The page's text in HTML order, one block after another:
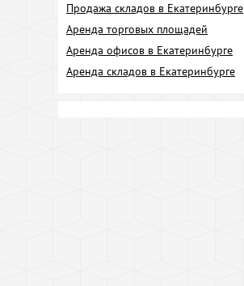
Продажа складов в Екатеринбурге
Аренда торговых площадей
Аренда офисов в Екатеринбурге
Аренда складов в Екатеринбурге